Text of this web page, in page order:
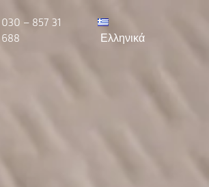
030 – 857 31
688
Ελληνικά